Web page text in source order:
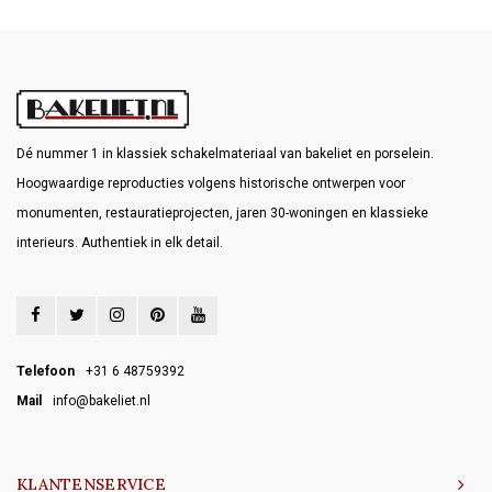
Dé nummer 1 in klassiek schakelmateriaal van bakeliet en porselein.
Hoogwaardige reproducties volgens historische ontwerpen voor
monumenten, restauratieprojecten, jaren 30-woningen en klassieke
interieurs. Authentiek in elk detail.
Telefoon
+31 6 48759392
Mail
info@bakeliet.nl
KLANTENSERVICE